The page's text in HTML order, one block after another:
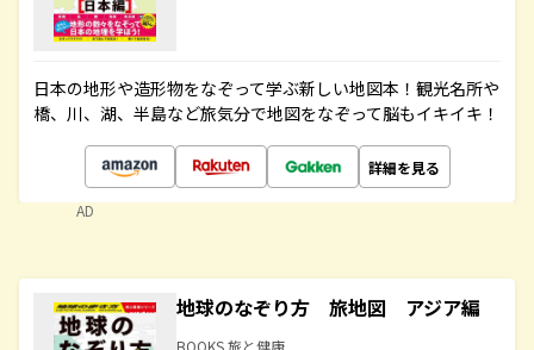
日本の地形や造形物をなぞって学ぶ新しい地図本！観光名所や
橋、川、湖、半島など旅気分で地図をなぞって脳もイキイキ！
詳細を見る
AD
地球のなぞり方 旅地図 アジア編
BOOKS 旅と健康